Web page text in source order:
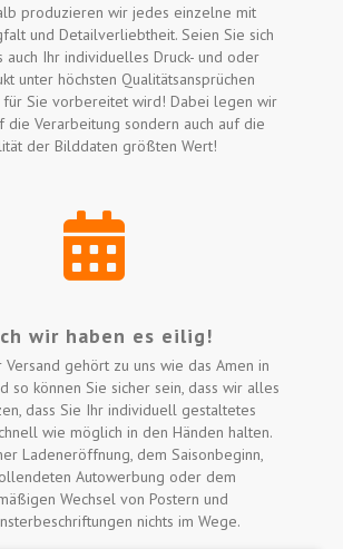
produzieren wir jedes einzelne mit
und Detailverliebtheit. Seien Sie sich
auch Ihr individuelles Druck- und oder
unter höchsten Qualitätsansprüchen
Sie vorbereitet wird! Dabei legen wir
die Verarbeitung sondern auch auf die
der Bilddaten größten Wert!
wir haben es eilig!
Versand gehört zu uns wie das Amen in
so können Sie sicher sein, dass wir alles
dass Sie Ihr individuell gestaltetes
wie möglich in den Händen halten.
Ladeneröffnung, dem Saisonbeginn,
Autowerbung oder dem
Wechsel von Postern und
nichts im Wege.